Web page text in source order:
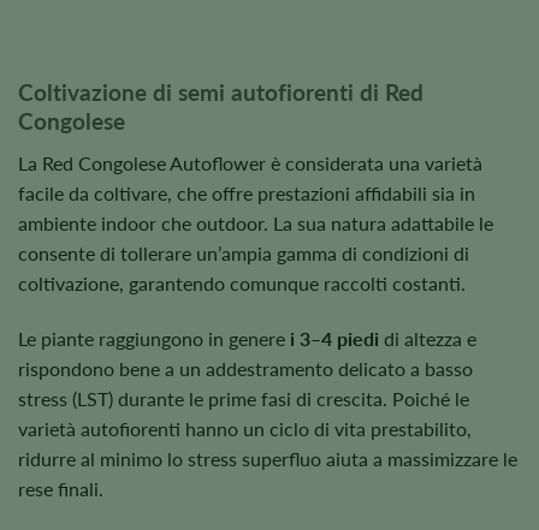
Coltivazione di semi autofiorenti di Red
Congolese
La Red Congolese Autoflower è considerata una varietà
facile da coltivare, che offre prestazioni affidabili sia in
ambiente indoor che outdoor. La sua natura adattabile le
consente di tollerare un’ampia gamma di condizioni di
coltivazione, garantendo comunque raccolti costanti.
Le piante raggiungono in genere i 3–4 piedi di altezza e
rispondono bene a un addestramento delicato a basso
stress (LST) durante le prime fasi di crescita. Poiché le
varietà autofiorenti hanno un ciclo di vita prestabilito,
ridurre al minimo lo stress superfluo aiuta a massimizzare le
rese finali.